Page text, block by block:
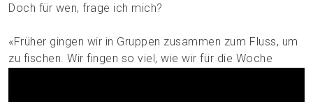
Doch für wen, frage ich mich?
«Früher gingen wir in Gruppen zusammen zum Fluss, um
zu fischen. Wir fingen so viel, wie wir für die Woche